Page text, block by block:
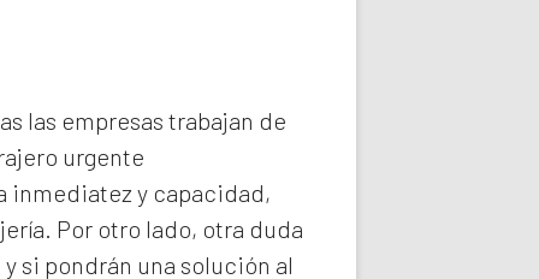
las empresas trabajan de
urgente
inmediatez y capacidad,
Por otro lado, otra duda
si pondrán una solución al